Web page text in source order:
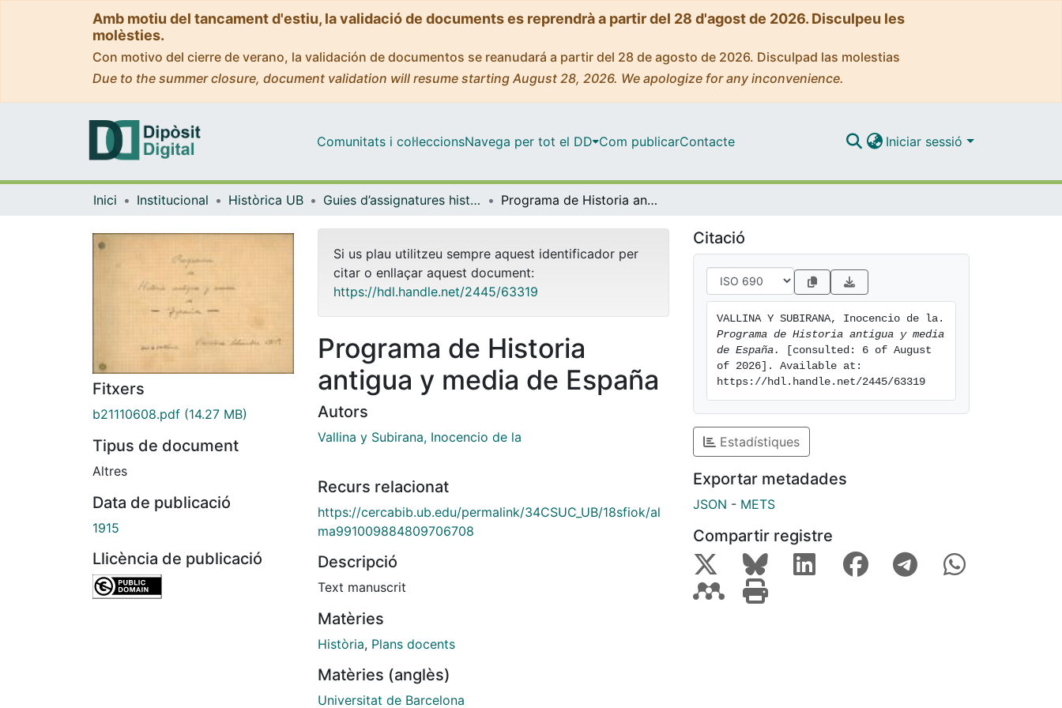
Amb motiu del tancament d'estiu, la validació de documents es reprendrà a partir del 28 d'agost de 2026. Disculpeu les
molèsties.
Con motivo del cierre de verano, la validación de documentos se reanudará a partir del 28 de agosto de 2026. Disculpad las molestias
Due to the summer closure, document validation will resume starting August 28, 2026. We apologize for any inconvenience.
Comunitats i col·leccionsNavega per tot el DD Com publicarContacte Iniciar sessió
Inici Institucional Històrica UB Guies d’assignatures històriques - Universitat de Barcelona Programa de Historia antigua y media de España
Fitxers
b21110608.pdf (14.27 MB)
Tipus de document
Altres
Data de publicació
1915
Llicència de publicació
Si us plau utilitzeu sempre aquest identificador per
citar o enllaçar aquest document:
https://hdl.handle.net/2445/63319
Programa de Historia
antigua y media de España
Autors
Vallina y Subirana, Inocencio de la
Recurs relacionat
https://cercabib.ub.edu/permalink/34CSUC_UB/18sfiok/al
ma991009884809706708
Descripció
Text manuscrit
Matèries
Història, Plans docents
Matèries (anglès)
Universitat de Barcelona
Citació
Programa de Historia antigua y media
de España.
[consulted: 6 of August
of 2026]. Available at:
https://hdl.handle.net/2445/63319
Estadístiques
Exportar metadades
JSON - METS
Compartir registre